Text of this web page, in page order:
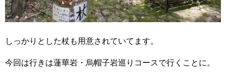
しっかりとした杖も用意されていてます。
今回は行きは蓮華岩・烏帽子岩巡りコースで行くことに。